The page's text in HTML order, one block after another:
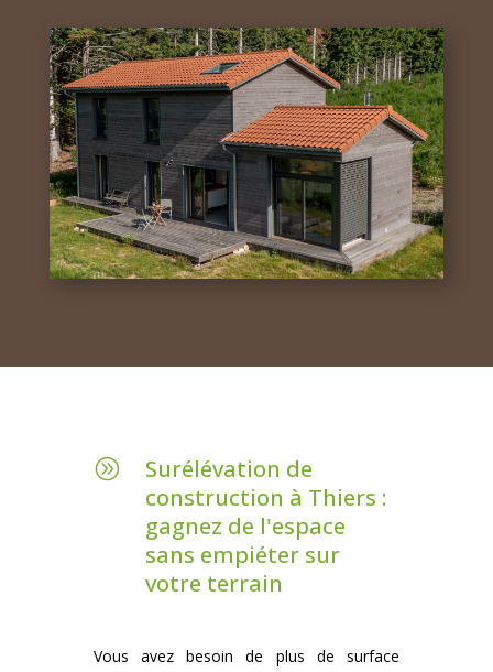
A
Surélévation de
construction à Thiers :
gagnez de l'espace
sans empiéter sur
votre terrain
Vous avez besoin de plus de surface